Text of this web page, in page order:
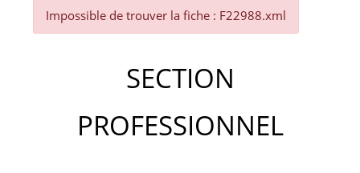
Impossible de trouver la fiche : F22988.xml
SECTION
PROFESSIONNEL